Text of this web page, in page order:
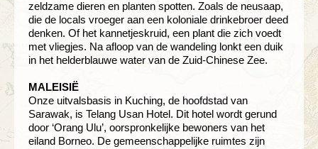
zeldzame dieren en planten spotten. Zoals de neusaap,
die de locals vroeger aan een koloniale drinkebroer deed
denken. Of het kannetjeskruid, een plant die zich voedt
met vliegjes. Na afloop van de wandeling lonkt een duik
in het helderblauwe water van de Zuid-Chinese Zee.
MALEISIË
Onze uitvalsbasis in Kuching, de hoofdstad van
Sarawak, is Telang Usan Hotel. Dit hotel wordt gerund
door ‘Orang Ulu’, oorspronkelijke bewoners van het
eiland Borneo. De gemeenschappelijke ruimtes zijn